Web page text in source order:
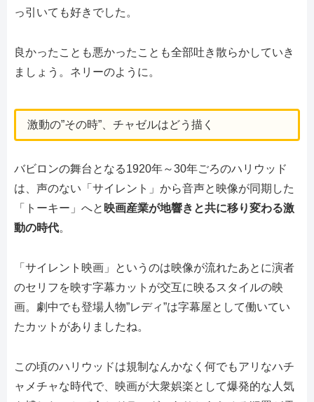
っ引いても好きでした。
良かったことも悪かったことも全部吐き散らかしていき
ましょう。ネリーのように。
激動の”その時”、チャゼルはどう描く
バビロンの舞台となる1920年～30年ごろのハリウッド
は、声のない「サイレント」から音声と映像が同期した
「トーキー」へと 映画産業が地響きと共に移り変わる激
動の時代。
「サイレント映画」というのは映像が流れたあとに演者
のセリフを映す字幕カットが交互に映るスタイルの映
画。劇中でも登場人物”レディ”は字幕屋として働いてい
たカットがありましたね。
この頃のハリウッドは規制なんかなく何でもアリなハチ
ャメチャな時代で、映画が大衆娯楽として爆発的な人気